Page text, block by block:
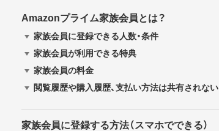
Amazonプライム家族会員とは？
家族会員に登録できる人数・条件
家族会員が利用できる特典
家族会員の料金
閲覧履歴や購入履歴、支払い方法は共有されない
家族会員に登録する方法（スマホでできる）